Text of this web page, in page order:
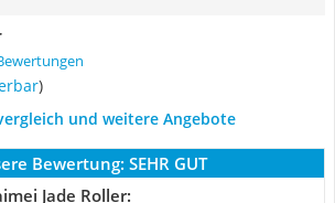
)
und weitere Angebote
Bewertung: SEHR GUT
Jade Roller: